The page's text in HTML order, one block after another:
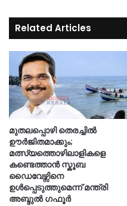
Related Articles
മുതലപ്പൊഴി തെരച്ചിൽ
ഊർജിതമാക്കും;
മത്സ്യത്തൊഴിലാളികളെ
കണ്ടെത്താൻ സ്കൂബ
ഡൈവേഴ്സിനെ
ഉൾപ്പെടുത്തുമെന്ന് മന്ത്രി
അബ്ദുൽ ഗഫൂർ